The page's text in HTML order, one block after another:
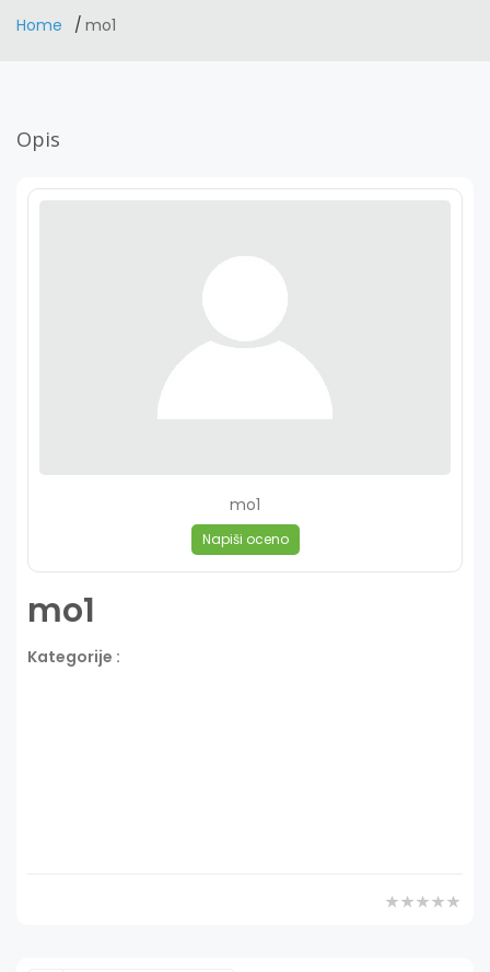
Home mo1
Opis
mo1
Napiši oceno
mo1
Kategorije :